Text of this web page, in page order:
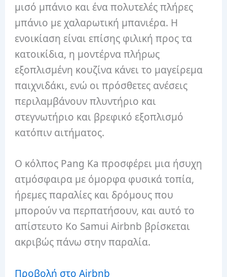
μισό μπάνιο και ένα πολυτελές πλήρες
μπάνιο με χαλαρωτική μπανιέρα. Η
ενοικίαση είναι επίσης φιλική προς τα
κατοικίδια, η μοντέρνα πλήρως
εξοπλισμένη κουζίνα κάνει το μαγείρεμα
παιχνιδάκι, ενώ οι πρόσθετες ανέσεις
περιλαμβάνουν πλυντήριο και
στεγνωτήριο και βρεφικό εξοπλισμό
κατόπιν αιτήματος.
Ο κόλπος Pang Ka προσφέρει μια ήσυχη
ατμόσφαιρα με όμορφα φυσικά τοπία,
ήρεμες παραλίες και δρόμους που
μπορούν να περπατήσουν, και αυτό το
απίστευτο Ko Samui Airbnb βρίσκεται
ακριβώς πάνω στην παραλία.
Προβολή στο Airbnb